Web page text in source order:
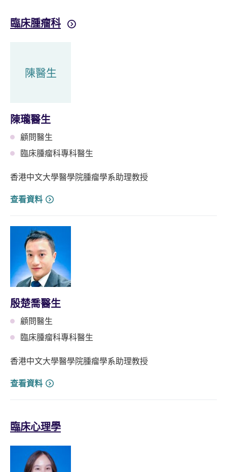
臨床腫瘤科
陳醫生
陳瓏醫生
顧問醫生
臨床腫瘤科專科醫生
香港中文大學醫學院腫瘤學系助理教授
查看資料
殷楚喬醫生
顧問醫生
臨床腫瘤科專科醫生
香港中文大學醫學院腫瘤學系助理教授
查看資料
臨床心理學